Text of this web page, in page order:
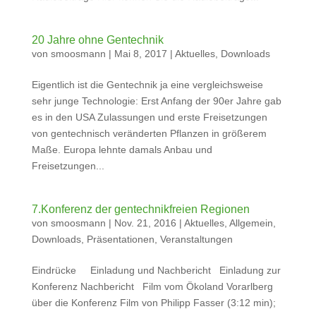
20 Jahre ohne Gentechnik
von smoosmann | Mai 8, 2017 | Aktuelles, Downloads
Eigentlich ist die Gentechnik ja eine vergleichsweise
sehr junge Technologie: Erst Anfang der 90er Jahre gab
es in den USA Zulassungen und erste Freisetzungen
von gentechnisch veränderten Pflanzen in größerem
Maße. Europa lehnte damals Anbau und
Freisetzungen...
7.Konferenz der gentechnikfreien Regionen
von smoosmann | Nov. 21, 2016 | Aktuelles, Allgemein
Downloads, Präsentationen Veranstaltungen
Eindrücke Einladung und Nachbericht Einladung zur
Konferenz Nachbericht Film vom Ökoland Vorarlberg
über die Konferenz Film von Philipp Fasser (3:12 min);